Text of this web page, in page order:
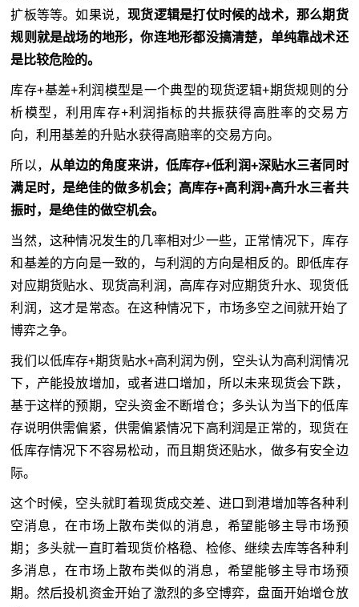
扩板等等。如果说，现货逻辑是打仗时候的战术，那么期货
规则就是战场的地形，你连地形都没搞清楚，单纯靠战术还
是比较危险的。
库存+基差+利润模型是一个典型的现货逻辑+期货规则的分
析模型，利用库存+利润指标的共振获得高胜率的交易方
向，利用基差的升贴水获得高赔率的交易方向。
所以， 从单边的角度来讲，低库存+低利润+深贴水三者同时
满足时，是绝佳的做多机会；高库存+高利润+高升水三者共
振时，是绝佳的做空机会。
当然，这种情况发生的几率相对少一些，正常情况下，库存
和基差的方向是一致的，与利润的方向是相反的。即低库存
对应期货贴水、现货高利润，高库存对应期货升水、现货低
利润，这才是常态。在这种情况下，市场多空之间就开始了
博弈之争。
我们以低库存+期货贴水+高利润为例，空头认为高利润情况
下，产能投放增加，或者进口增加，所以未来现货会下跌，
基于这样的预期，空头资金不断增仓；多头认为当下的低库
存说明供需偏紧，供需偏紧情况下高利润是正常的，现货在
低库存情况下不容易松动，而且期货还贴水，做多有安全边
际。
这个时候，空头就盯着现货成交差、进口到港增加等各种利
空消息，在市场上散布类似的消息，希望能够主导市场预
期；多头就一直盯着现货价格稳、检修、继续去库等各种利
多消息，在市场上散布类似的消息，希望能够主导市场预
期。然后投机资金开始了激烈的多空博弈，盘面开始增仓放